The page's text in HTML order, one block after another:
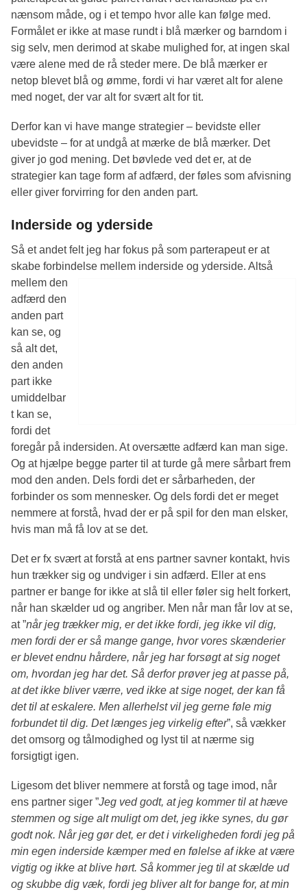
nænsom måde, og i et tempo hvor alle kan følge med.
Formålet er ikke at mase rundt i blå mærker og barndom i
sig selv, men derimod at skabe mulighed for, at ingen skal
være alene med de rå steder mere. De blå mærker er
netop blevet blå og ømme, fordi vi har været alt for alene
med noget, der var alt for svært alt for tit.
Derfor kan vi have mange strategier – bevidste eller
ubevidste – for at undgå at mærke de blå mærker. Det
giver jo god mening. Det bøvlede ved det er, at de
strategier kan tage form af adfærd, der føles som afvisning
eller giver forvirring for den anden part.
Inderside og yderside
Så et andet felt jeg har fokus på som parterapeut er at
skabe forbindelse mellem inderside og yderside. Altså
mellem den
adfærd den
anden part
kan se, og
så alt det,
den anden
part ikke
umiddelbar
t kan se,
fordi det
foregår på indersiden. At oversætte adfærd kan man sige.
Og at hjælpe begge parter til at turde gå mere sårbart frem
mod den anden. Dels fordi det er sårbarheden, der
forbinder os som mennesker. Og dels fordi det er meget
nemmere at forstå, hvad der er på spil for den man elsker,
hvis man må få lov at se det.
Det er fx svært at forstå at ens partner savner kontakt, hvis
hun trækker sig og undviger i sin adfærd. Eller at ens
partner er bange for ikke at slå til eller føler sig helt forkert,
når han skælder ud og angriber. Men når man får lov at se,
at ”når jeg trækker mig, er det ikke fordi, jeg ikke vil dig,
men fordi der er så mange gange, hvor vores skænderier
er blevet endnu hårdere, når jeg har forsøgt at sig noget
om, hvordan jeg har det. Så derfor prøver jeg at passe på,
at det ikke bliver værre, ved ikke at sige noget, der kan få
det til at eskalere. Men allerhelst vil jeg gerne føle mig
forbundet til dig. Det længes jeg virkelig efter”, så vækker
det omsorg og tålmodighed og lyst til at nærme sig
forsigtigt igen.
Ligesom det bliver nemmere at forstå og tage imod, når
ens partner siger ”Jeg ved godt, at jeg kommer til at hæve
stemmen og sige alt muligt om det, jeg ikke synes, du gør
godt nok. Når jeg gør det, er det i virkeligheden fordi jeg på
min egen inderside kæmper med en følelse af ikke at være
vigtig og ikke at blive hørt. Så kommer jeg til at skælde ud
og skubbe dig væk, fordi jeg bliver alt for bange for, at min